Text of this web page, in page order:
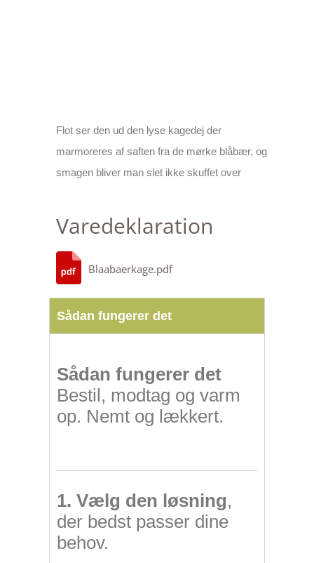
Flot ser den ud den lyse kagedej der
marmoreres af saften fra de mørke blåbær, og
smagen bliver man slet ikke skuffet over
Varedeklaration
Blaabaerkage.pdf
Sådan fungerer det
Sådan fungerer det
Bestil, modtag og varm
op. Nemt og lækkert.
1. Vælg den løsning,
der bedst passer dine
behov.